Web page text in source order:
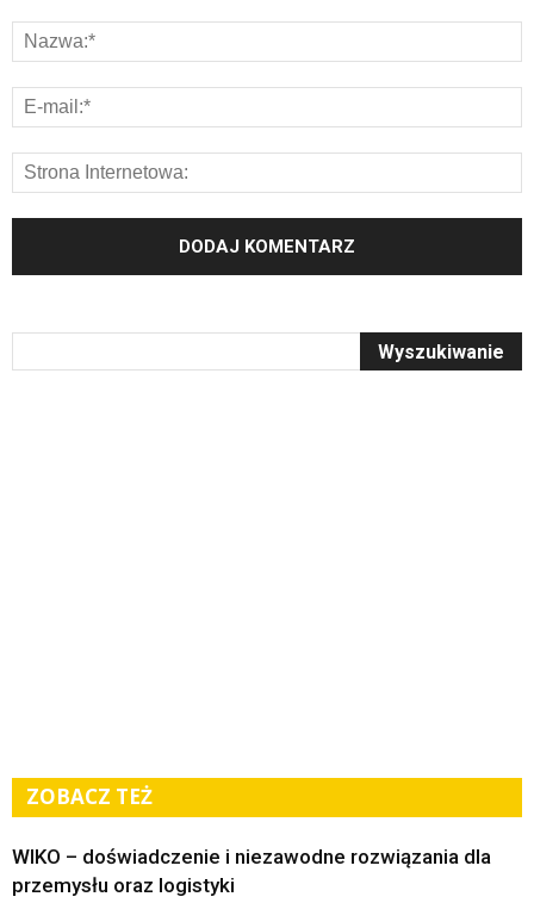
ZOBACZ TEŻ
WIKO – doświadczenie i niezawodne rozwiązania dla
przemysłu oraz logistyki